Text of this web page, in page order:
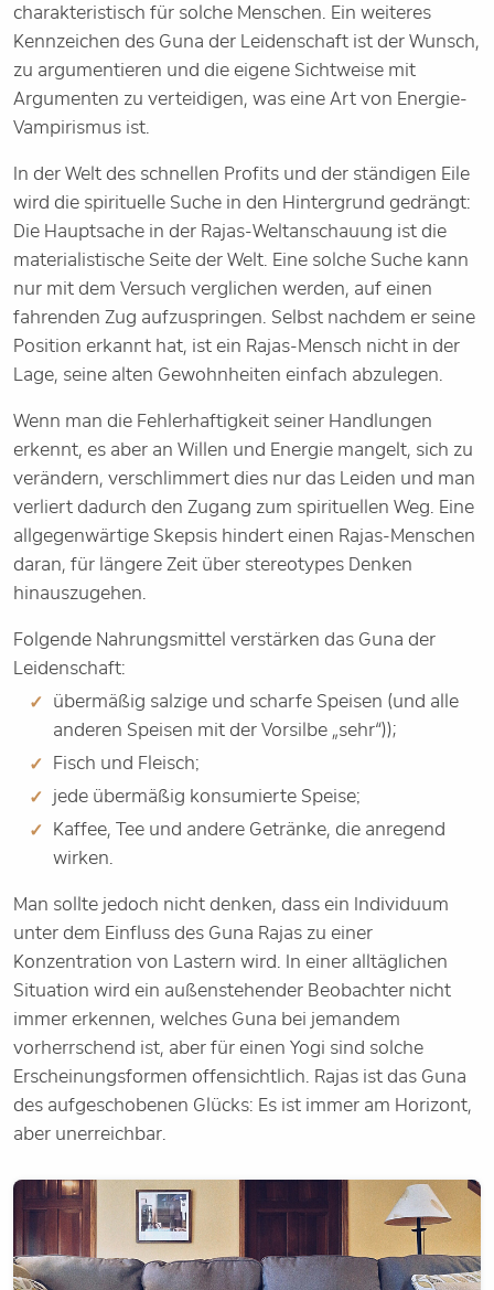
charakteristisch für solche Menschen. Ein weiteres
Kennzeichen des Guna der Leidenschaft ist der Wunsch,
zu argumentieren und die eigene Sichtweise mit
Argumenten zu verteidigen, was eine Art von Energie-
Vampirismus ist.
In der Welt des schnellen Profits und der ständigen Eile
wird die spirituelle Suche in den Hintergrund gedrängt:
Die Hauptsache in der Rajas-Weltanschauung ist die
materialistische Seite der Welt. Eine solche Suche kann
nur mit dem Versuch verglichen werden, auf einen
fahrenden Zug aufzuspringen. Selbst nachdem er seine
Position erkannt hat, ist ein Rajas-Mensch nicht in der
Lage, seine alten Gewohnheiten einfach abzulegen.
Wenn man die Fehlerhaftigkeit seiner Handlungen
erkennt, es aber an Willen und Energie mangelt, sich zu
verändern, verschlimmert dies nur das Leiden und man
verliert dadurch den Zugang zum spirituellen Weg. Eine
allgegenwärtige Skepsis hindert einen Rajas-Menschen
daran, für längere Zeit über stereotypes Denken
hinauszugehen.
Folgende Nahrungsmittel verstärken das Guna der
Leidenschaft:
übermäßig salzige und scharfe Speisen (und alle
anderen Speisen mit der Vorsilbe „sehr“));
Fisch und Fleisch;
jede übermäßig konsumierte Speise;
Kaffee, Tee und andere Getränke, die anregend
wirken.
Man sollte jedoch nicht denken, dass ein Individuum
unter dem Einfluss des Guna Rajas zu einer
Konzentration von Lastern wird. In einer alltäglichen
Situation wird ein außenstehender Beobachter nicht
immer erkennen, welches Guna bei jemandem
vorherrschend ist, aber für einen Yogi sind solche
Erscheinungsformen offensichtlich. Rajas ist das Guna
des aufgeschobenen Glücks: Es ist immer am Horizont,
aber unerreichbar.